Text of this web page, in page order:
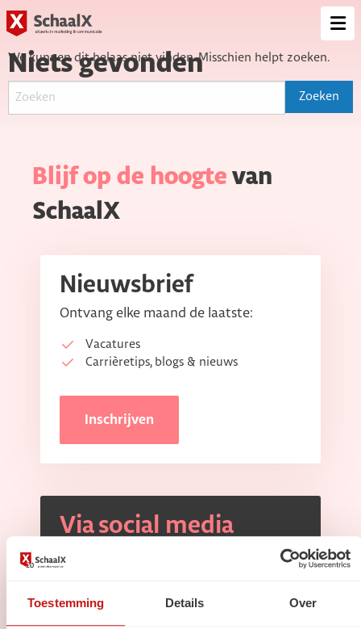
Toestemming Details Over
Niets gevonden
We kunnen dit helaas niet vinden. Misschien helpt zoeken.
Blijf op de hoogte van
SchaalX
Nieuwsbrief
Ontvang elke maand de laatste:
Vacatures
Carrièretips, blogs & nieuws
Inschrijven
Via social media
Volg ons opInstagram